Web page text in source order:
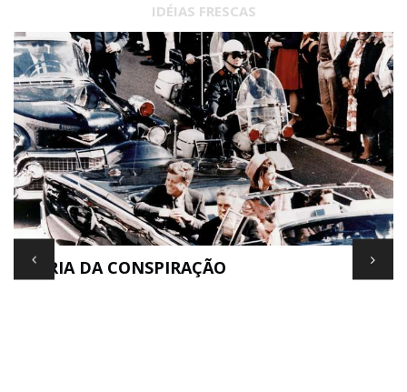
IDÉIAS FRESCAS
TEORIA DA CONSPIRAÇÃO